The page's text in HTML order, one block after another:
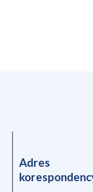
Adres